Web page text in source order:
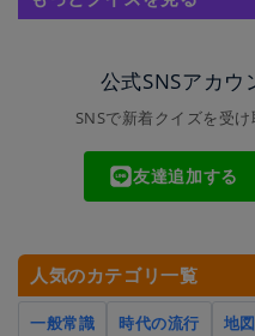
公式SNSアカウ
SNSで新着クイズを受
友達追加する
人気のカテゴリ一覧
一般常識 時代の流行 地